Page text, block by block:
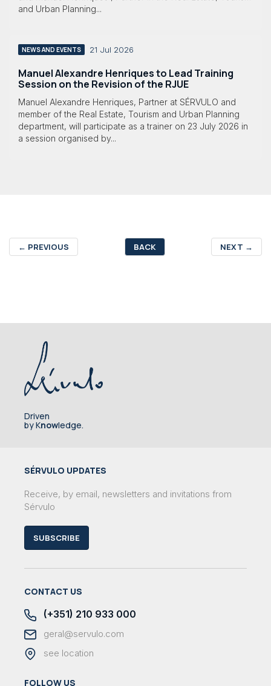
and Urban Planning...
NEWS AND EVENTS 21 Jul 2026
Manuel Alexandre Henriques to Lead Training
Session on the Revision of the RJUE
Manuel Alexandre Henriques, Partner at SÉRVULO and
member of the Real Estate, Tourism and Urban Planning
department, will participate as a trainer on 23 July 2026 in
a session organised by...
← PREVIOUS BACK NEXT →
Driven
by Knowledge.
SÉRVULO UPDATES
Receive, by email, newsletters and invitations from
Sérvulo
SUBSCRIBE
CONTACT US
(+351) 210 933 000
geral@servulo.com
see location
FOLLOW US